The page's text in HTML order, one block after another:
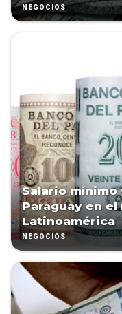
NEGOCIOS
Salario
Paraguay en
Latinoamérica
NEGOCIOS